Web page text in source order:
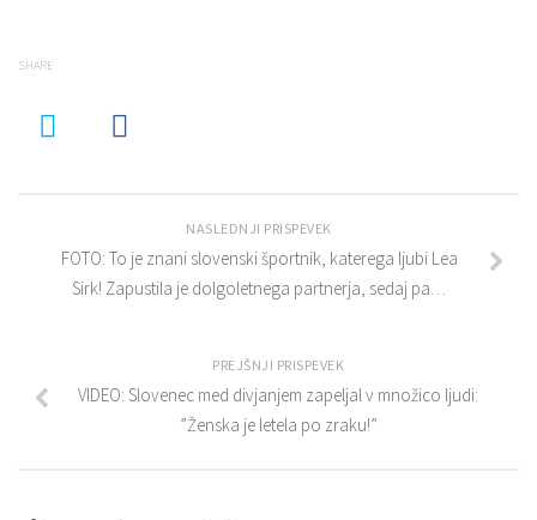
SHARE
NASLEDNJI PRISPEVEK
FOTO: To je znani slovenski športnik, katerega ljubi Lea
Sirk! Zapustila je dolgoletnega partnerja, sedaj pa…
PREJŠNJI PRISPEVEK
VIDEO: Slovenec med divjanjem zapeljal v množico ljudi:
”Ženska je letela po zraku!”